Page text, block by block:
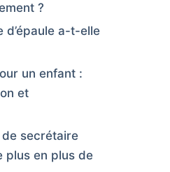
?
d’épaule a-t-elle
un enfant :
et
secrétaire
plus en plus de